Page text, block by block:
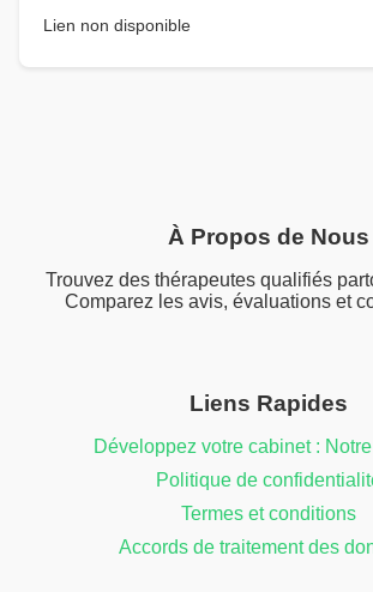
Lien non disponible
À Propos de Nous
Trouvez des thérapeutes qualifiés
Comparez les avis, évaluations et
Liens Rapides
Développez votre cabinet :
Politique de
Termes et conditions
Accords de traitement des